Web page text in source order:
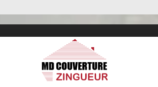
professionnel de la part de MD